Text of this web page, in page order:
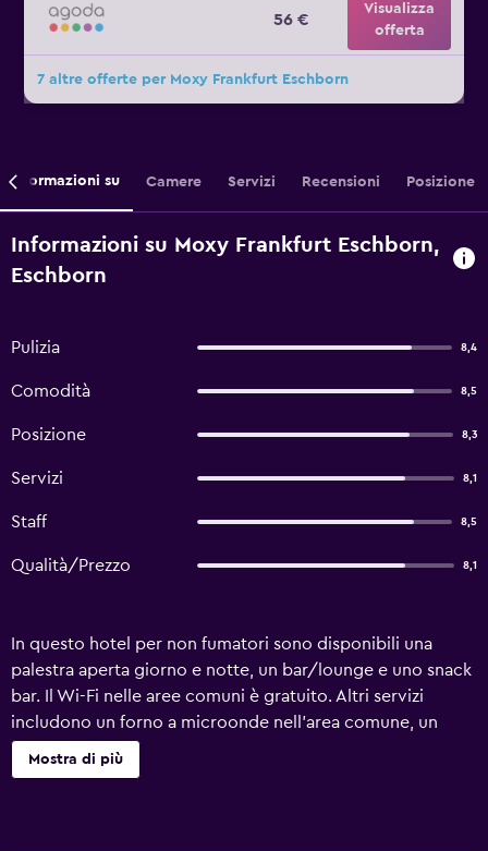
56 €
Visualizza
offerta
7 altre offerte per Moxy Frankfurt Eschborn
Informazioni su Camere Servizi Recensioni Posizione
Informazioni su Moxy Frankfurt Eschborn,
Eschborn
Pulizia 8,4
Comodità 8,5
Posizione 8,3
Servizi 8,1
Staff 8,5
Qualità/Prezzo 8,1
In questo hotel per non fumatori sono disponibili una
palestra aperta giorno e notte, un bar/lounge e uno snack
bar. Il Wi-Fi nelle aree comuni è gratuito. Altri servizi
includono un forno a microonde nell'area comune, un
business center e una sala per riunioni. Il servizio di pulizie
è disponibile su richiesta. MOXY Frankfurt Eschborn offre
Mostra di più